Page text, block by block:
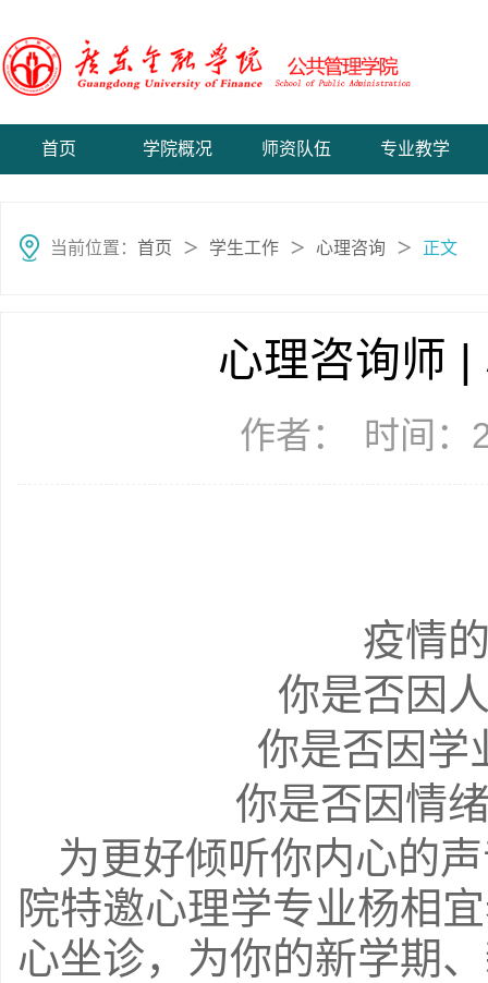
首页 学院概况 师资队伍 专业教学
当前位置： 首页 ＞ 学生工作 ＞ 心理咨询 ＞ 正文
心理咨询师
作者： 时间：
疫情
你是否因
你是否因学
你是否因情
为更好倾听你内心的
院特邀心理学专业杨相
心坐诊，为你的新学期